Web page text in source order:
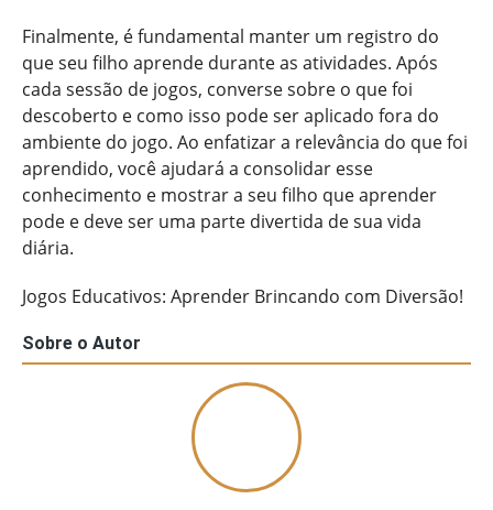
Finalmente, é fundamental manter um registro do
que seu filho aprende durante as atividades. Após
cada sessão de jogos, converse sobre o que foi
descoberto e como isso pode ser aplicado fora do
ambiente do jogo. Ao enfatizar a relevância do que foi
aprendido, você ajudará a consolidar esse
conhecimento e mostrar a seu filho que aprender
pode e deve ser uma parte divertida de sua vida
diária.
Jogos Educativos: Aprender Brincando com Diversão!
Sobre o Autor